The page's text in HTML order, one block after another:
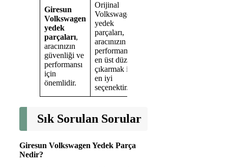
Giresun
Volkswagen
yedek
parçaları,
aracınızın
güvenliği ve
performansı
için
önemlidir.
Orijinal
Volkswagen
yedek
parçaları,
aracınızın
performansını
en üst düzeye
çıkarmak için
en iyi
seçenektir.
Sık Sorulan Sorular
Giresun Volkswagen Yedek Parça
Nedir?